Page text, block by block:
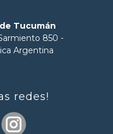
Tucumán
850 -
Argentina
redes!